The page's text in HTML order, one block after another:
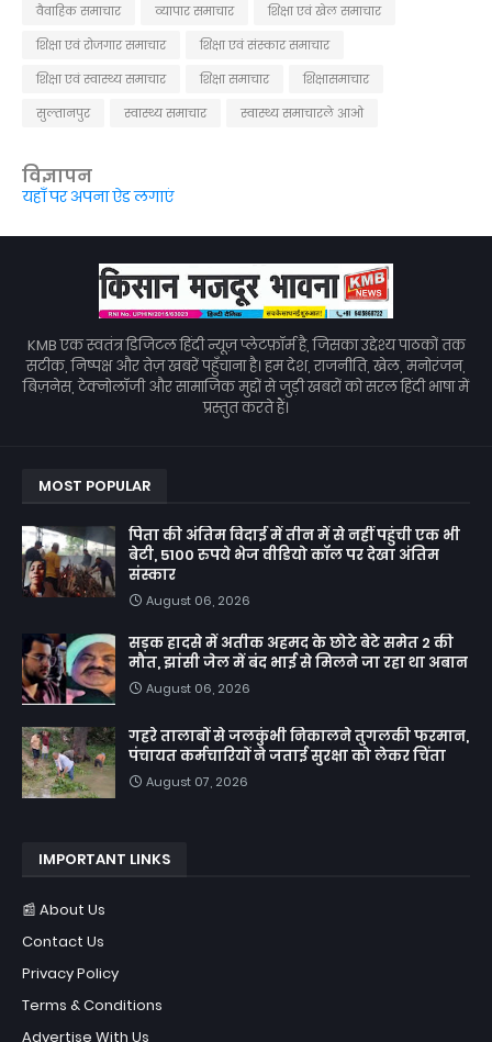
वैवाहिक समाचार
व्यापार समाचार
शिक्षा एवं खेल समाचार
शिक्षा एवं रोजगार समाचार
शिक्षा एवं संस्कार समाचार
शिक्षा एवं स्वास्थ्य समाचार
शिक्षा समाचार
शिक्षासमाचार
सुल्तानपुर
स्वास्थ्य समाचार स्वास्थ्य समाचारले आओ
विज्ञापन
यहाँ पर अपना ऐड लगाएं
KMB एक स्वतंत्र डिजिटल हिंदी न्यूज़ प्लेटफ़ॉर्म है, जिसका उद्देश्य पाठकों तक
सटीक, निष्पक्ष और तेज़ खबरें पहुँचाना है। हम देश, राजनीति, खेल, मनोरंजन,
बिज़नेस, टेक्नोलॉजी और सामाजिक मुद्दों से जुड़ी खबरों को सरल हिंदी भाषा में
प्रस्तुत करते हैं।
MOST POPULAR
पिता की अंतिम विदाई में तीन में से नहीं पहुंची एक भी
बेटी, 5100 रुपये भेज वीडियो कॉल पर देखा अंतिम
संस्कार
August 06, 2026
सड़क हादसे में अतीक अहमद के छोटे बेटे समेत 2 की
मौत, झांसी जेल में बंद भाई से मिलने जा रहा था अबान
August 06, 2026
गहरे तालाबों से जलकुंभी निकालने तुगलकी फरमान,
पंचायत कर्मचारियों ने जताई सुरक्षा को लेकर चिंता
August 07, 2026
IMPORTANT LINKS
📰 About Us
Contact Us
Privacy Policy
Terms & Conditions
Advertise With Us